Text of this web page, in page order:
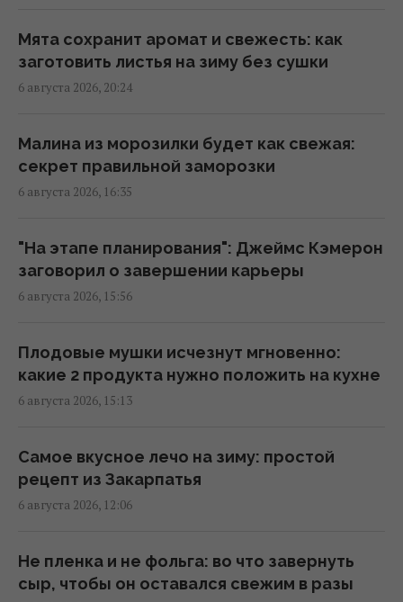
17:15 четверг, 06 августа 2026
В Италии из-за жары популярные
дольше: новый график
17:13 четверг, 06 августа 2026
кому нельзя много работать в этот день
17:10 четверг, 06 августа 2026
диетологи назвали продукт №1 по
содержанию кальция
16:54 четверг, 06 августа 2026
В Италии из-за жары
достопримечательности будут работать
дольше: какой новый график работы
Этот фильм 2010 года признали
Мята сохранит аромат и свежесть: как
заготовить листья на зиму без сушки
6 августа 2026, 20:24
Малина из морозилки будет как свежая:
секрет правильной заморозки
6 августа 2026, 16:35
"На этапе планирования": Джеймс Кэмерон
заговорил о завершении карьеры
6 августа 2026, 15:56
Плодовые мушки исчезнут мгновенно:
какие 2 продукта нужно положить на кухне
6 августа 2026, 15:13
Самое вкусное лечо на зиму: простой
рецепт из Закарпатья
6 августа 2026, 12:06
Не пленка и не фольга: во что завернуть
сыр, чтобы он оставался свежим в разы